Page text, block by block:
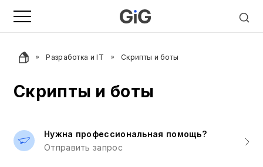
Разработка и IT Скрипты и боты
Скрипты и боты
Нужна профессиональная помощь?
Отправить запрос